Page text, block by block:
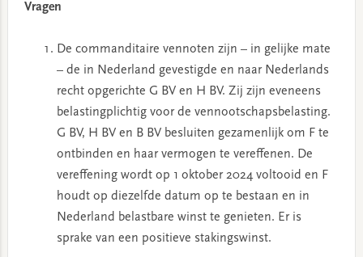
Vragen
De commanditaire vennoten zijn – in gelijke mate
– de in Nederland gevestigde en naar Nederlands
recht opgerichte G BV en H BV. Zij zijn eveneens
belastingplichtig voor de vennootschapsbelasting.
G BV, H BV en B BV besluiten gezamenlijk om F te
ontbinden en haar vermogen te vereffenen. De
vereffening wordt op 1 oktober 2024 voltooid en F
houdt op diezelfde datum op te bestaan en in
Nederland belastbare winst te genieten. Er is
sprake van een positieve stakingswinst.